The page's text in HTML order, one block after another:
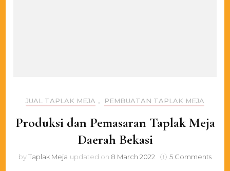
JUAL TAPLAK MEJA , PEMBUATAN TAPLAK MEJA
Produksi dan Pemasaran Taplak Meja
Daerah Bekasi
byTaplak Meja updated on 8 March 2022 5 Commentson